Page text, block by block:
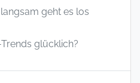
geht es los
glücklich?